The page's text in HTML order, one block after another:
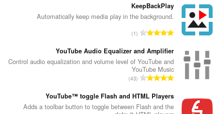
ו
ג
י
ם
:
פ
ר
י
ו
ג
י
ם
:
KeepBackPlay
Automatically keep media play in the background.
מ
פ
ר
ד
י
ו
ג
1
YouTube Audio Equalizer and Amplifier
Control audio equalization and volume level of YouTube and
YouTube Music
מ
פ
ר
43
YouTube™ toggle Flash and HTML Players
Adds a toolbar button to toggle between Flash and the